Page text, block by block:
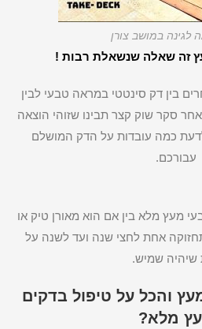
לגינה במושב צורן
זה שאלה שנשאלת רבות !
בין דק סינטטי במראה טבעי לבין
סקר שוק קצר תבינו שזוהי הוצאה
כמה עובדות על הדק המושלם
עבורכם.
מעץ מלא בין אם הוא מאורן טיק או
אחת לחצי שנה ועד לשנה על
שיהיה שמיש.
והכל על טיפול בדקים
מלא?